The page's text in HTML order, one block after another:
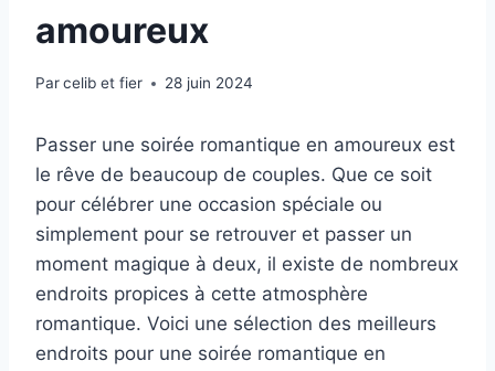
amoureux
Parcelib et fier 28 juin 2024
Passer une soirée romantique en amoureux est
le rêve de beaucoup de couples. Que ce soit
pour célébrer une occasion spéciale ou
simplement pour se retrouver et passer un
moment magique à deux, il existe de nombreux
endroits propices à cette atmosphère
romantique. Voici une sélection des meilleurs
endroits pour une soirée romantique en